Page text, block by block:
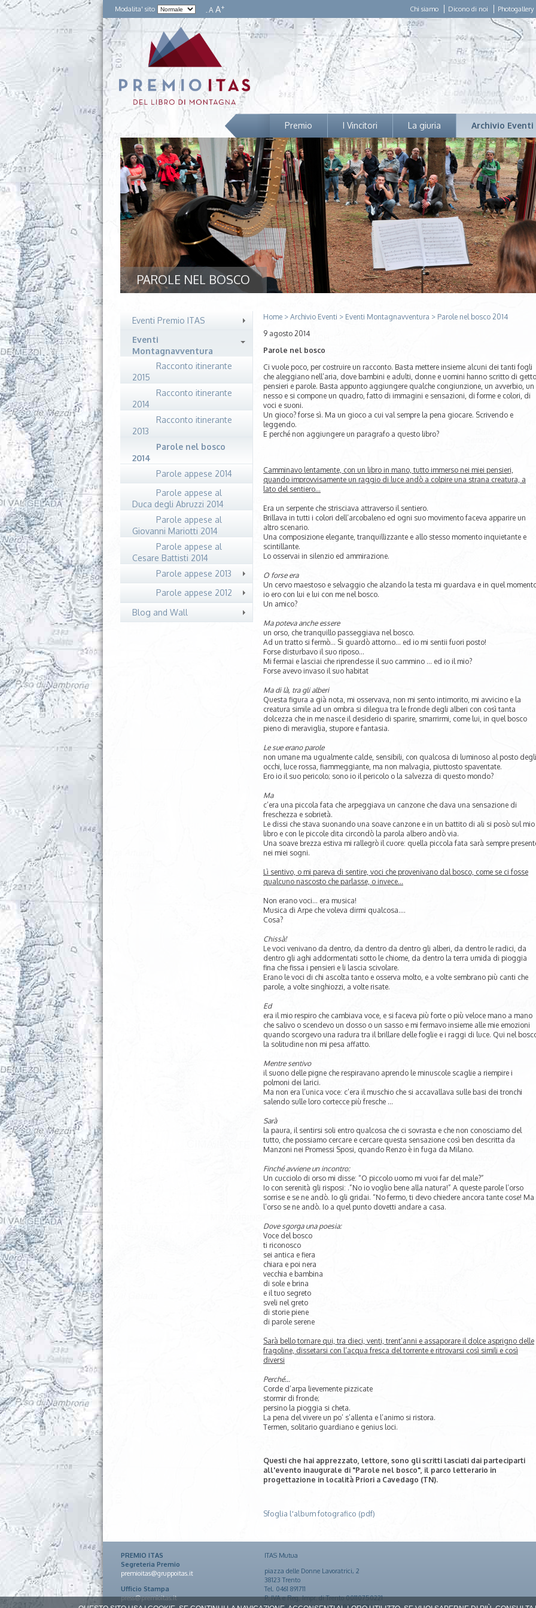
Modalita' sito -A A+ Chi siamo Dicono di noi Photogallery
Premio I Vincitori La giuria Archivio Eventi
PAROLE NEL BOSCO
Eventi Premio ITAS
Eventi
Montagnavventura
Racconto itinerante
2015
Racconto itinerante
2014
Racconto itinerante
2013
Parole nel bosco
2014
Parole appese 2014
Parole appese al
Duca degli Abruzzi 2014
Parole appese al
Giovanni Mariotti 2014
Parole appese al
Cesare Battisti 2014
Parole appese 2013
Parole appese 2012
Blog and Wall
Home > Archivio Eventi > Eventi Montagnavventura > Parole nel bosco 2014
9 agosto 2014
Parole nel bosco
Ci vuole poco, per costruire un racconto. Basta mettere insieme alcuni dei tanti fogli
che aleggiano nell’aria, dove bambini e adulti, donne e uomini hanno scritto di getto
pensieri e parole. Basta appunto aggiungere qualche congiunzione, un avverbio, un
nesso e si compone un quadro, fatto di immagini e sensazioni, di forme e colori, di
voci e suoni.
Un gioco? forse sì. Ma un gioco a cui val sempre la pena giocare. Scrivendo e
leggendo.
E perché non aggiungere un paragrafo a questo libro?
Camminavo lentamente, con un libro in mano, tutto immerso nei miei pensieri,
quando improvvisamente un raggio di luce andò a colpire una strana creatura, a
lato del sentiero…
Era un serpente che strisciava attraverso il sentiero.
Brillava in tutti i colori dell’arcobaleno ed ogni suo movimento faceva apparire un
altro scenario.
Una composizione elegante, tranquillizzante e allo stesso momento inquietante e
scintillante.
Lo osservai in silenzio ed ammirazione.
O forse era
Un cervo maestoso e selvaggio che alzando la testa mi guardava e in quel
io ero con lui e lui con me nel bosco.
Un amico?
Ma poteva anche essere
un orso, che tranquillo passeggiava nel bosco.
Ad un tratto si fermò… Si guardò attorno… ed io mi sentii fuori posto!
Forse disturbavo il suo riposo…
Mi fermai e lasciai che riprendesse il suo cammino … ed io il mio?
Forse avevo invaso il suo habitat
Ma di là, tra gli alberi
Questa figura a già nota, mi osservava, non mi sento intimorito, mi avvicino e la
creatura simile ad un ombra si dilegua tra le fronde degli alberi con così tanta
dolcezza che in me nasce il desiderio di sparire, smarrirmi, come lui, in quel bosco
pieno di meraviglia, stupore e fantasia.
Le sue erano parole
non umane ma ugualmente calde, sensibili, con qualcosa di luminoso al posto degli
occhi, luce rossa, fiammeggiante, ma non malvagia, piuttosto spaventate.
Ero io il suo pericolo; sono io il pericolo o la salvezza di questo mondo?
Ma
c’era una piccola fata che arpeggiava un canzone che dava una sensazione di
freschezza e sobrietà.
Le dissi che stava suonando una soave canzone e in un battito di ali si posò sul mio
libro e con le piccole dita circondò la parola albero andò via.
Una soave brezza estiva mi rallegrò il cuore: quella piccola fata sarà sempre
nei miei sogni.
Lì sentivo, o mi pareva di sentire, voci che provenivano dal bosco, come se ci fosse
qualcuno nascosto che parlasse, o invece…
Non erano voci… era musica!
Musica di Arpe che voleva dirmi qualcosa….
Cosa?
Chissà!
Le voci venivano da dentro, da dentro da dentro gli alberi, da dentro le radici, da
dentro gli aghi addormentati sotto le chiome, da dentro la terra umida di pioggia
fina che fissa i pensieri e li lascia scivolare.
Erano le voci di chi ascolta tanto e osserva molto, e a volte sembrano più canti che
parole, a volte singhiozzi, a volte risate.
Ed
era il mio respiro che cambiava voce, e si faceva più forte o più veloce mano a mano
che salivo o scendevo un dosso o un sasso e mi fermavo insieme alle mie emozioni
quando scorgevo una radura tra il brillare delle foglie e i raggi di luce. Qui nel
la solitudine non mi pesa affatto.
Mentre sentivo
il suono delle pigne che respiravano aprendo le minuscole scaglie a riempire i
polmoni dei larici.
Ma non era l’unica voce: c’era il muschio che si accavallava sulle basi dei tronchi
salendo sulle loro cortecce più fresche …
Sarà
la paura, il sentirsi soli entro qualcosa che ci sovrasta e che non conosciamo del
tutto, che possiamo cercare e cercare questa sensazione così ben descritta da
Manzoni nei Promessi Sposi, quando Renzo è in fuga da Milano.
Finché avviene un incontro:
Un cucciolo di orso mi disse: “O piccolo uomo mi vuoi far del male?”
Io con serenità gli risposi: .”No io voglio bene alla natura!” A queste parole l’orso
sorrise e se ne andò. Io gli gridai. “No fermo, ti devo chiedere ancora tante cose! Ma
l’orso se ne andò. Io a quel punto dovetti andare a casa.
Dove sgorga una poesia:
Voce del bosco
ti riconosco
sei antica e fiera
chiara e poi nera
vecchia e bambina
di sole e brina
e il tuo segreto
sveli nel greto
di storie piene
di parole serene
Sarà bello tornare qui, tra dieci, venti, trent’anni e assaporare il dolce asprigno delle
fragoline, dissetarsi con l’acqua fresca del torrente e ritrovarsi così simili e così
diversi
Perché…
Corde d’arpa lievemente pizzicate
stormir di fronde;
persino la pioggia si cheta.
La pena del vivere un po’ s’allenta e l’animo si ristora.
Termen, solitario guardiano e genius loci.
Questi che hai apprezzato, lettore, sono gli scritti lasciati dai parteciparti
all'evento inaugurale di "Parole nel bosco", il parco letterario in
progettazione in località Priori a Cavedago (TN).
Sfoglia l'album fotografico (pdf)
PREMIO ITAS
Segreteria Premio
premioitas@gruppoitas.it
Ufficio Stampa
press@premioitas.it
ITAS Mutua
piazza delle Donne Lavoratrici, 2
38123 Trento
Tel. 0461 891711
P. IVA e Reg. Impr. di Trento 00110750221